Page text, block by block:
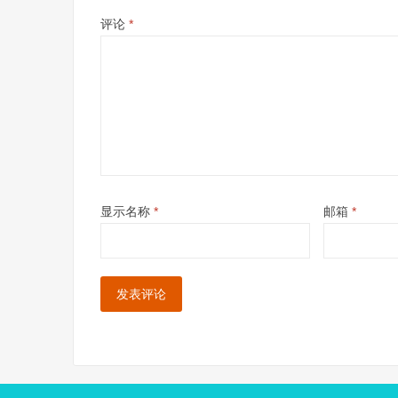
评论 *
显示名称 * 邮箱 *